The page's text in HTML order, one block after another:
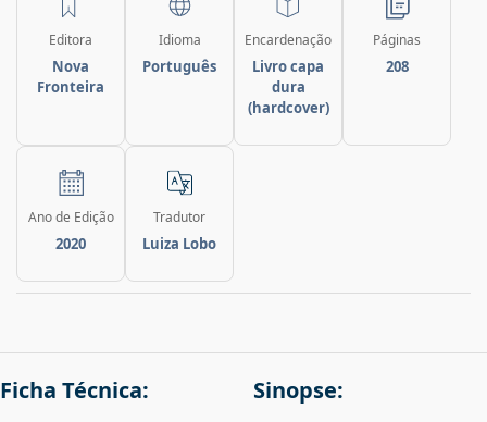
Editora
Nova
Fronteira
Idioma
Português
Encardenação
Livro capa
dura
(hardcover)
Páginas
208
Ano de Edição
2020
Tradutor
Luiza Lobo
Ficha Técnica: Sinopse: